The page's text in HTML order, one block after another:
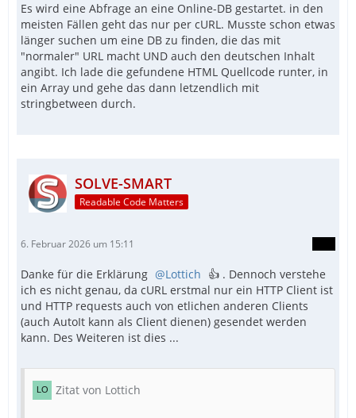
Es wird eine Abfrage an eine Online-DB gestartet. in den
meisten Fällen geht das nur per cURL. Musste schon etwas
länger suchen um eine DB zu finden, die das mit
"normaler" URL macht UND auch den deutschen Inhalt
angibt. Ich lade die gefundene HTML Quellcode runter, in
ein Array und gehe das dann letzendlich mit
stringbetween durch.
SOLVE-SMART
Readable Code Matters
6. Februar 2026 um 15:11
Danke für die Erklärung Lottich 👍 . Dennoch verstehe
ich es nicht genau, da cURL erstmal nur ein HTTP Client ist
und HTTP requests auch von etlichen anderen Clients
(auch AutoIt kann als Client dienen) gesendet werden
kann. Des Weiteren ist dies ...
Zitat von Lottich